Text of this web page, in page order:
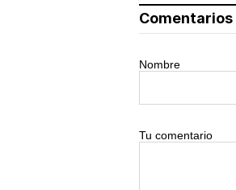
Comentarios
Nombre
Tu comentario